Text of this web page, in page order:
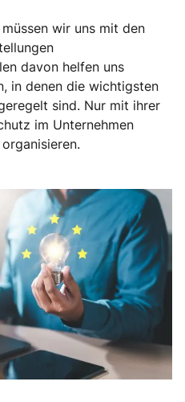
wir uns mit den
davon helfen uns
in denen die wichtigsten
sind. Nur mit ihrer
im Unternehmen